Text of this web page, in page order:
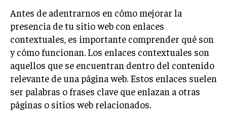
VENTA DE ENLACES
MARKETING DIGITAL
PUBLICIDAD
VENTAS Y PERSUASIÓN
GESTIÓN DE PRODUCTOS
Antes de adentrarnos en cómo mejorar la
presencia de tu sitio web con enlaces
contextuales, es importante comprender qué son
y cómo funcionan. Los enlaces contextuales son
aquellos que se encuentran dentro del contenido
relevante de una página web. Estos enlaces suelen
ser palabras o frases clave que enlazan a otras
páginas o sitios web relacionados.